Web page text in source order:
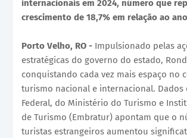
internacionais em 2024, número que
crescimento de 18,7% em relação ao
Porto Velho, RO - Impulsionado pelas
estratégicas do governo do estado,
conquistando cada vez mais espaço no
turismo nacional e internacional. Dados
Federal, do Ministério do Turismo e
de Turismo (Embratur) apontam que o
turistas estrangeiros aumentou